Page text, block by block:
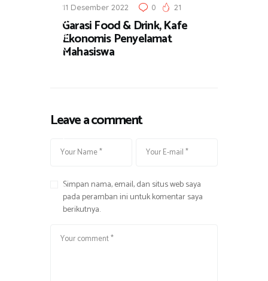
p
a
g
r
n
g
l
a
n
,
11 Desember 2022 0 21
Garasi Food & Drink, Kafe
Ekonomis Penyelamat
Mahasiswa
Leave a comment
Simpan nama, email, dan situs web saya
pada peramban ini untuk komentar saya
berikutnya.